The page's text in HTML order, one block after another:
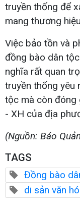
truyền thống để
mang thương
Việc bảo tồn và
đồng bào dân
nghĩa rất quan
truyền thống yêu
tộc mà còn
- XH của địa
(Nguồn: Báo
TAGS
Đồng bào
di sản văn